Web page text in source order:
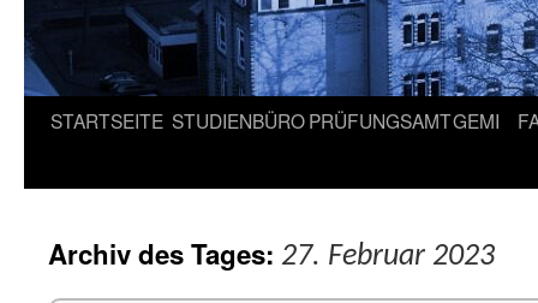
STARTSEITE STUDIENBÜROPRÜFUNGSAMTGEMI
Archiv des Tages: 27. Februar 2023